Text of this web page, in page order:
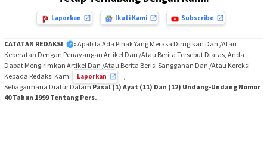
Laporkan Ikuti Kami Subscribe
CATATAN REDAKSI : Apabila Ada Pihak Yang Merasa Dirugikan Dan /Atau
Keberatan Dengan Penayangan Artikel Dan /Atau Berita Tersebut Diatas, Anda
Dapat Mengirimkan Artikel Dan /Atau Berita Berisi Sanggahan Dan /Atau Koreksi
Kepada Redaksi Kami
Laporkan
,
Sebagaimana Diatur DalamPasal (1) Ayat (11) Dan (12) Undang-Undang Nomor
40 Tahun 1999 Tentang Pers.